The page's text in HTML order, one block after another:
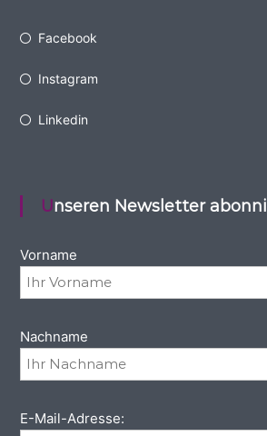
Facebook
Instagram
Linkedin
Unseren Newsletter
Vorname
Nachname
E-Mail-Adresse: